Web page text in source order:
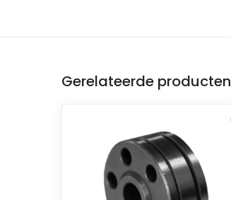
Gerelateerde producten